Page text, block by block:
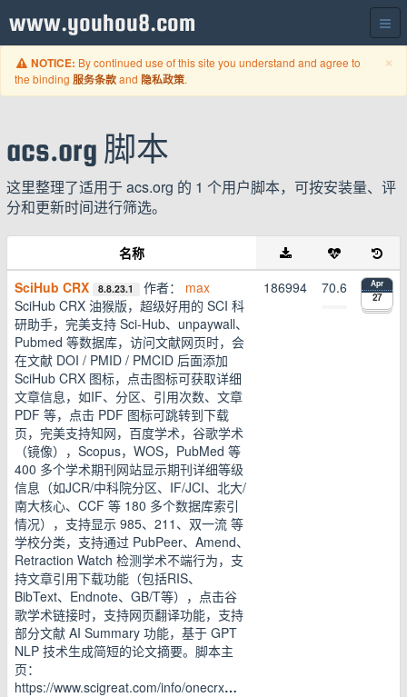
www.youhou8.com
×
NOTICE: By continued use of this site you understand and agree to
the binding 服务条款and 隐私政策.
acs.org 脚本
这里整理了适用于 acs.org 的 1 个用户脚本，可按安装量、评
分和更新时间进行筛选。
名称
SciHub CRX
8.8.23.1 作者： max
SciHub CRX 油猴版，超级好用的 SCI 科
研助手，完美支持 Sci-Hub、unpaywall、
Pubmed 等数据库，访问文献网页时，会
在文献 DOI / PMID / PMCID 后面添加
SciHub CRX 图标，点击图标可获取详细
文章信息，如IF、分区、引用次数、文章
PDF 等，点击 PDF 图标可跳转到下载
页，完美支持知网，百度学术，谷歌学术
（镜像），Scopus，WOS，PubMed 等
400 多个学术期刊网站显示期刊详细等级
信息（如JCR/中科院分区、IF/JCI、北大/
南大核心、CCF 等 180 多个数据库索引
情况），支持显示 985、211、双一流 等
学校分类，支持通过 PubPeer、Amend、
Retraction Watch 检测学术不端行为，支
持文章引用下载功能（包括RIS、
BibText、Endnote、GB/T等），点击谷
歌学术链接时，支持网页翻译功能，支持
部分文献 AI Summary 功能，基于 GPT
NLP 技术生成简短的论文摘要。脚本主
页：
https://www.scigreat.com/info/onecrx…
186994 70.6 Apr
27